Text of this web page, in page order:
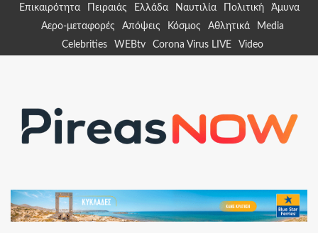
Επικαιρότητα Πειραιάς Ελλάδα Ναυτιλία Πολιτική
Άμυνα
Αερο-μεταφορές
Απόψεις Κόσμος Αθλητικά
Media
Celebrities
WEBtv Corona Virus LIVE Video